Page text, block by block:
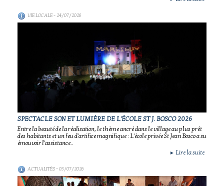
VIE LOCALE- 24/07/2026
SPECTACLE SON ET LUMIÈRE DE L'ÉCOLE ST J. BOSCO 2026
Entre la beauté de la réalisation, le thème ancré dans le village au plus prêt
des habitants et un feu d'artifice magnifique : L'école privée St Jean Bosco a su
émouvoir l'assistance..
► Lire la suite
ACTUALITÉS- 03/07/2026